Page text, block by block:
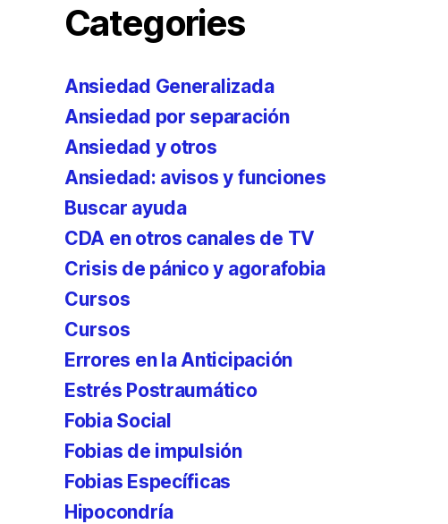
Categories
Ansiedad Generalizada
Ansiedad por separación
Ansiedad y otros
Ansiedad: avisos y funciones
Buscar ayuda
CDA en otros canales de TV
Crisis de pánico y agorafobia
Cursos
Cursos
Errores en la Anticipación
Estrés Postraumático
Fobia Social
Fobias de impulsión
Fobias Específicas
Hipocondría